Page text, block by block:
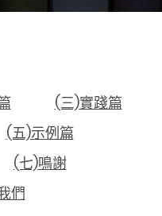
(三)實踐篇
(五)示例篇
(七)鳴謝
們